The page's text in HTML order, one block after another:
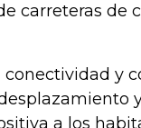
carreteras de
conectividad y
a los